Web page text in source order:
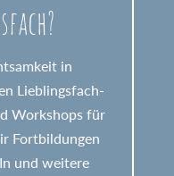
in
Lieblingsfach-
Workshops für
Fortbildungen
und weitere